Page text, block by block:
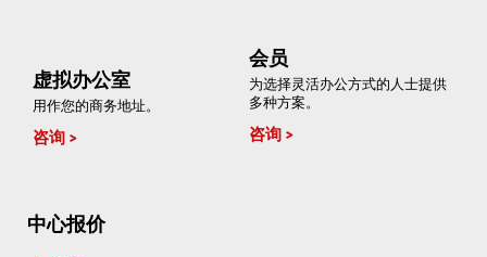
虚拟办公室
用作您的商务地址。
咨询
会员
为选择灵活办公方式的人士提供
多种方案。
咨询
中心报价